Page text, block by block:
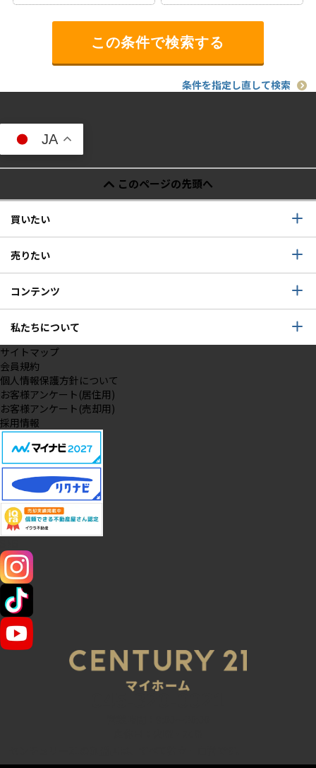
条件を指定し直して検索
JA
このページの先頭へ
買いたい
売りたい
コンテンツ
私たちについて
サイトマップ
会員規約
個人情報保護方針について
お客様アンケート(居住用)
お客様アンケート(売却用)
採用情報